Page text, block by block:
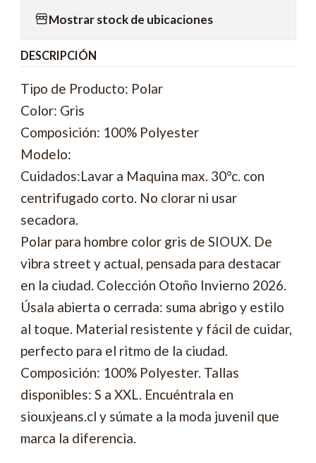
Mostrar stock de ubicaciones
DESCRIPCIÓN
Tipo de Producto: Polar
Color: Gris
Composición: 100% Polyester
Modelo:
Cuidados:Lavar a Maquina max. 30°c. con
centrifugado corto. No clorar ni usar
secadora.
Polar para hombre color gris de SIOUX. De
vibra street y actual, pensada para destacar
en la ciudad. Colección Otoño Invierno 2026.
Úsala abierta o cerrada: suma abrigo y estilo
al toque. Material resistente y fácil de cuidar,
perfecto para el ritmo de la ciudad.
Composición: 100% Polyester. Tallas
disponibles: S a XXL. Encuéntrala en
siouxjeans.cl y súmate a la moda juvenil que
marca la diferencia.